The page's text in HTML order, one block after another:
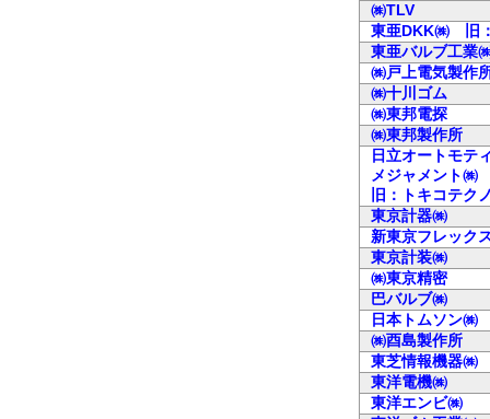
㈱TLV
東亜DKK㈱ 旧
東亜バルブ工業
㈱戸上電気製作
㈱十川ゴム
㈱東邦電探
㈱東邦製作所
日立オートモテ
メジャメント㈱
旧：トキコテク
東京計器㈱
新東京フレック
東京計装㈱
㈱東京精密
巴バルブ㈱
日本トムソン㈱
㈱酉島製作所
東芝情報機器㈱
東洋電機㈱
東洋エンビ㈱